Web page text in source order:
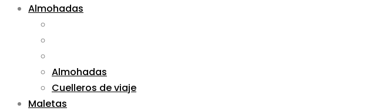
Almohadas
Almohadas
Cuelleros de viaje
Maletas